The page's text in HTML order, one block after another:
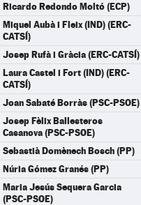
Ricardo Redondo Moltó (ECP)
Miquel Aubà i Fleix (IND) (ERC-
CATSÍ)
Josep Rufà i Gràcia (ERC-CATSÍ)
Laura Castel i Fort (IND) (ERC-
CATSÍ)
Joan Sabaté Borràs (PSC-PSOE)
Josep Fèlix Ballesteros
Casanova (PSC-PSOE)
Sebastià Domènech Bosch (PP)
Núria Gómez Granés (PP)
Maria Jesús Sequera Garcia
(PSC-PSOE)